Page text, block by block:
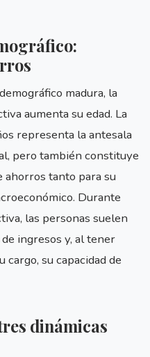
madura, la
aumenta su edad. La
representa la antesala
pero también constituye
ahorros tanto para su
Durante
las personas suelen
ingresos y, al tener
su capacidad de
dinámicas